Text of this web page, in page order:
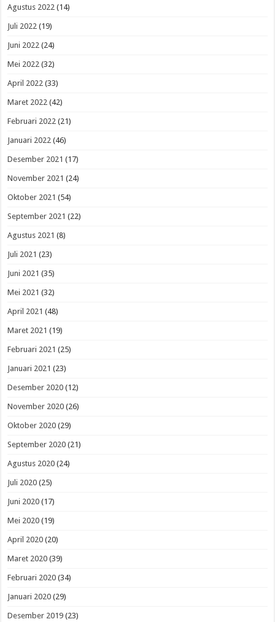
Agustus 2022 (14)
Juli 2022 (19)
Juni 2022 (24)
Mei 2022 (32)
April 2022 (33)
Maret 2022 (42)
Februari 2022 (21)
Januari 2022 (46)
Desember 2021 (17)
November 2021 (24)
Oktober 2021 (54)
September 2021 (22)
Agustus 2021 (8)
Juli 2021 (23)
Juni 2021 (35)
Mei 2021 (32)
April 2021 (48)
Maret 2021 (19)
Februari 2021 (25)
Januari 2021 (23)
Desember 2020 (12)
November 2020 (26)
Oktober 2020 (29)
September 2020 (21)
Agustus 2020 (24)
Juli 2020 (25)
Juni 2020 (17)
Mei 2020 (19)
April 2020 (20)
Maret 2020 (39)
Februari 2020 (34)
Januari 2020 (29)
Desember 2019 (23)